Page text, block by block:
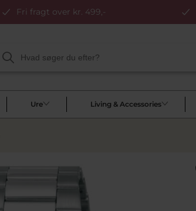
Fri fragt over kr. 499,-
Ure Living & Accessories